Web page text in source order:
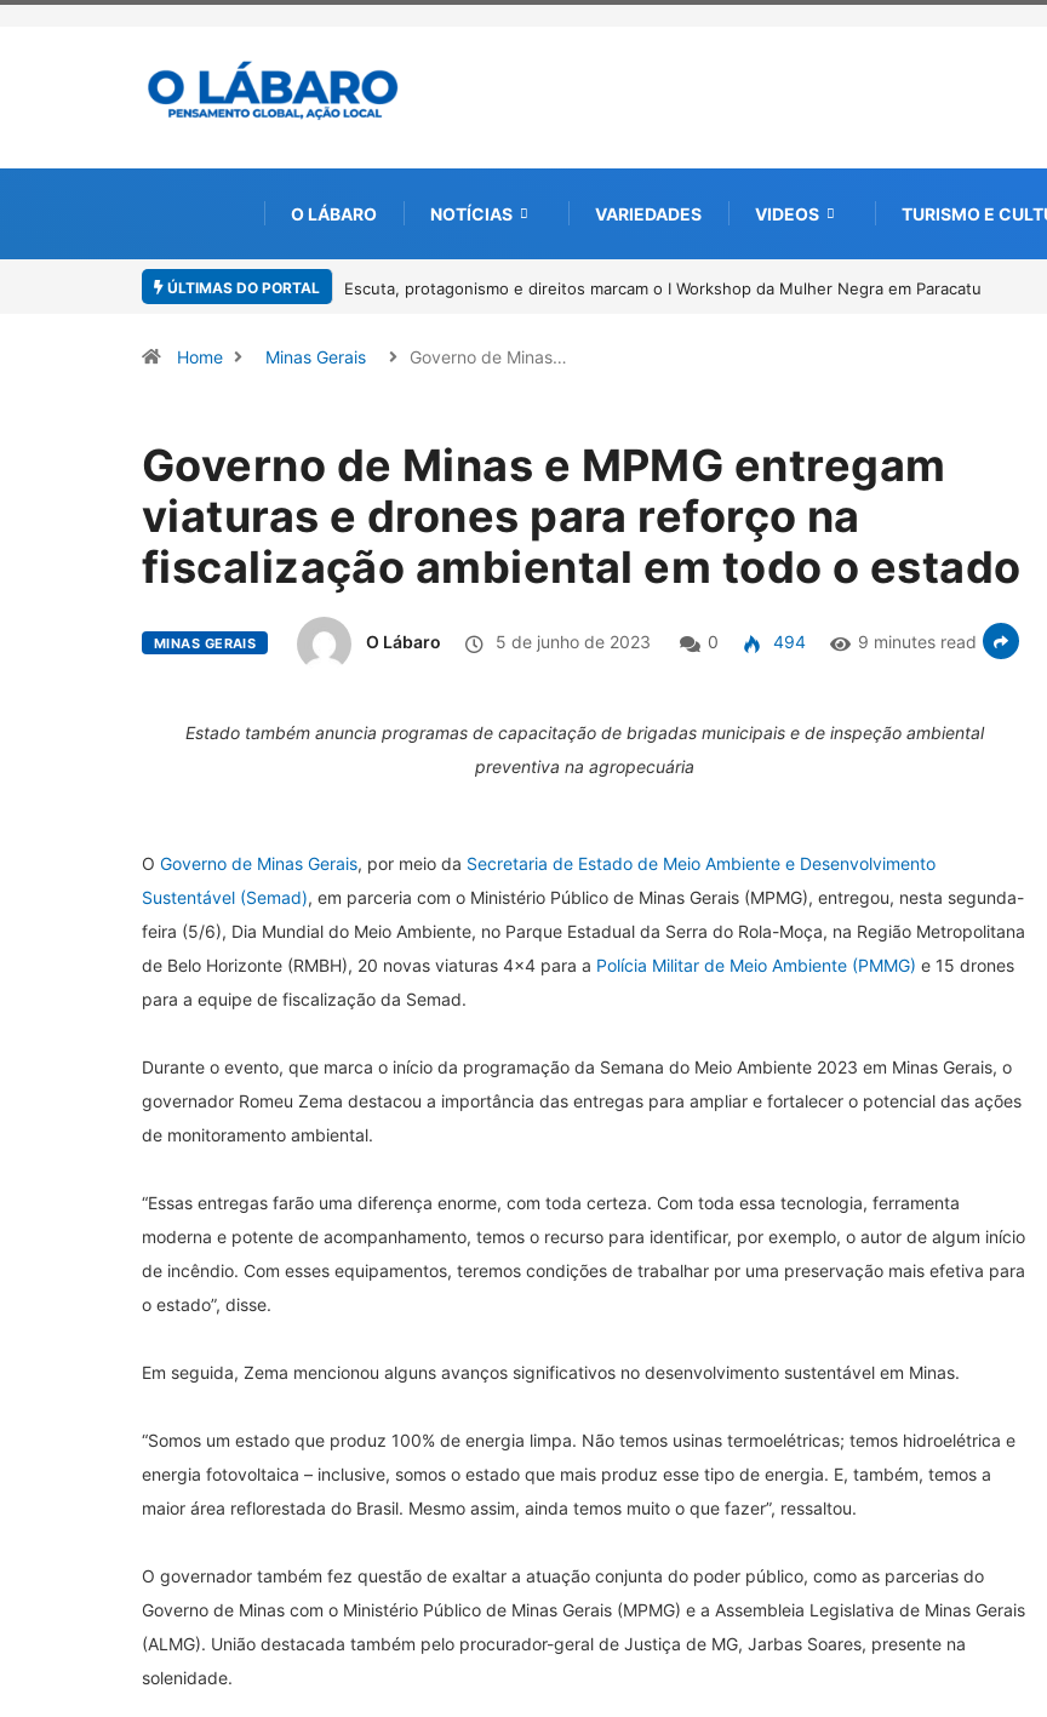
O LÁBARO NOTÍCIAS VARIEDADES VIDEOS TURISMO E
ÚLTIMAS DO PORTAL Conab inicia recebimento de documentos para solicitação do benefício do PSA Pirarucu
Home Minas Gerais Governo de Minas…
Governo de Minas e MPMG entregam
viaturas e drones para reforço na
fiscalização ambiental em todo o estado
MINAS GERAIS O Lábaro 5 de junho de 2023 0 494 9 minutes read
Estado também anuncia programas de capacitação de brigadas municipais e de inspeção ambiental
preventiva na agropecuária
O Governo de Minas Gerais, por meio da Secretaria de Estado de Meio Ambiente e Desenvolvimento
Sustentável (Semad), em parceria com o Ministério Público de Minas Gerais (MPMG), entregou, nesta segunda-
feira (5/6), Dia Mundial do Meio Ambiente, no Parque Estadual da Serra do Rola-Moça, na Região Metropolitana
de Belo Horizonte (RMBH), 20 novas viaturas 4×4 para a Polícia Militar de Meio Ambiente (PMMG) e 15 drones
para a equipe de fiscalização da Semad.
Durante o evento, que marca o início da programação da Semana do Meio Ambiente 2023 em Minas Gerais, o
governador Romeu Zema destacou a importância das entregas para ampliar e fortalecer o potencial das ações
de monitoramento ambiental.
“Essas entregas farão uma diferença enorme, com toda certeza. Com toda essa tecnologia, ferramenta
moderna e potente de acompanhamento, temos o recurso para identificar, por exemplo, o autor de algum início
de incêndio. Com esses equipamentos, teremos condições de trabalhar por uma preservação mais efetiva para
o estado”, disse.
Em seguida, Zema mencionou alguns avanços significativos no desenvolvimento sustentável em Minas.
“Somos um estado que produz 100% de energia limpa. Não temos usinas termoelétricas; temos hidroelétrica e
energia fotovoltaica – inclusive, somos o estado que mais produz esse tipo de energia. E, também, temos a
maior área reflorestada do Brasil. Mesmo assim, ainda temos muito o que fazer”, ressaltou.
O governador também fez questão de exaltar a atuação conjunta do poder público, como as parcerias do
Governo de Minas com o Ministério Público de Minas Gerais (MPMG) e a Assembleia Legislativa de Minas Gerais
(ALMG). União destacada também pelo procurador-geral de Justiça de MG, Jarbas Soares, presente na
solenidade.